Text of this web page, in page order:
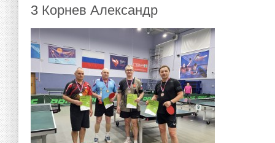
3 Корнев Александр